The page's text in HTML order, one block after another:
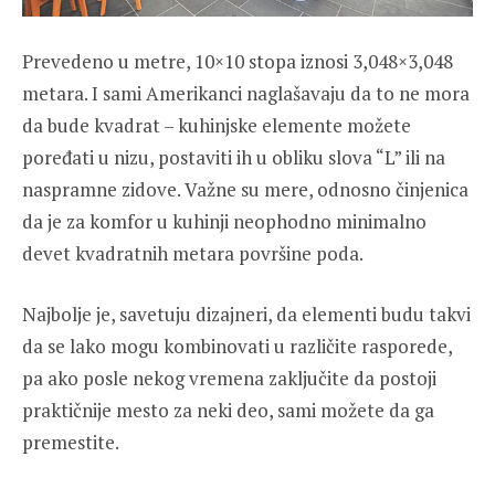
Prevedeno u metre, 10×10 stopa iznosi 3,048×3,048
metara. I sami Amerikanci naglašavaju da to ne mora
da bude kvadrat – kuhinjske elemente možete
poređati u nizu, postaviti ih u obliku slova “L” ili na
naspramne zidove. Važne su mere, odnosno činjenica
da je za komfor u kuhinji neophodno minimalno
devet kvadratnih metara površine poda.
Najbolje je, savetuju dizajneri, da elementi budu takvi
da se lako mogu kombinovati u različite rasporede,
pa ako posle nekog vremena zaključite da postoji
praktičnije mesto za neki deo, sami možete da ga
premestite.